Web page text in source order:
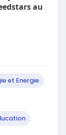
au
et Energie